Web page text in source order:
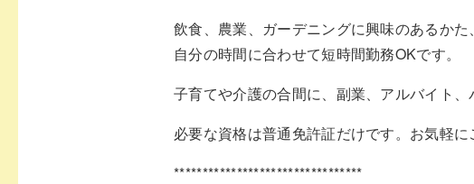
飲食、農業、ガーデニングに興味のあるか
自分の時間に合わせて短時間勤務OKです。
子育てや介護の合間に、副業、アルバイト、
必要な資格は普通免許証だけです。お気軽に
*********************************